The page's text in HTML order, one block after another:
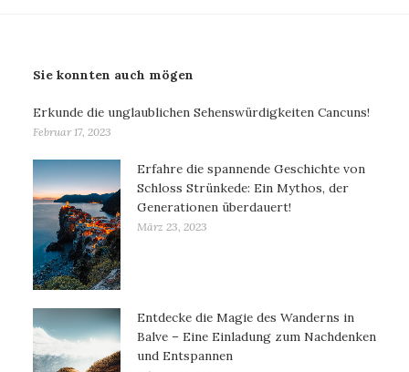
Sie konnten auch mögen
Erkunde die unglaublichen Sehenswürdigkeiten Cancuns!
Februar 17, 2023
Erfahre die spannende Geschichte von
Schloss Strünkede: Ein Mythos, der
Generationen überdauert!
März 23, 2023
Entdecke die Magie des Wanderns in
Balve – Eine Einladung zum Nachdenken
und Entspannen